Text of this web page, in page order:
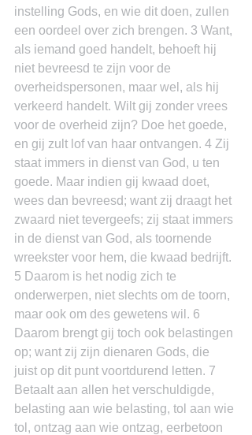
instelling Gods, en wie dit doen, zullen
een oordeel over zich brengen. 3 Want,
als iemand goed handelt, behoeft hij
niet bevreesd te zijn voor de
overheidspersonen, maar wel, als hij
verkeerd handelt. Wilt gij zonder vrees
voor de overheid zijn? Doe het goede,
en gij zult lof van haar ontvangen. 4 Zij
staat immers in dienst van God, u ten
goede. Maar indien gij kwaad doet,
wees dan bevreesd; want zij draagt het
zwaard niet tevergeefs; zij staat immers
in de dienst van God, als toornende
wreekster voor hem, die kwaad bedrijft.
5 Daarom is het nodig zich te
onderwerpen, niet slechts om de toorn,
maar ook om des gewetens wil. 6
Daarom brengt gij toch ook belastingen
op; want zij zijn dienaren Gods, die
juist op dit punt voortdurend letten. 7
Betaalt aan allen het verschuldigde,
belasting aan wie belasting, tol aan wie
tol, ontzag aan wie ontzag, eerbetoon